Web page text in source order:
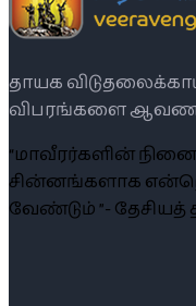
தாயக
விபரங்களை
“மாவீரர்களின்
சின்னங்களாக
வேண்டும் ”-